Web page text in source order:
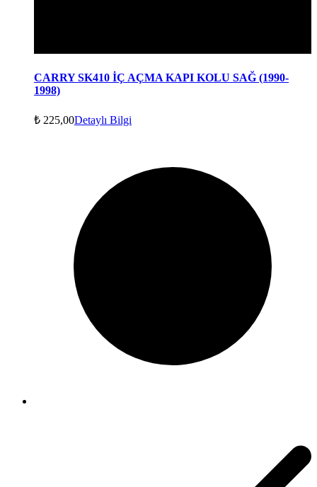
CARRY SK410 İÇ AÇMA KAPI KOLU SAĞ (1990-
1998)
₺ 225,00Detaylı Bilgi